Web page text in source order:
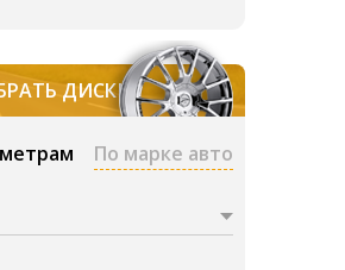
ДИСКИ
По марке авто